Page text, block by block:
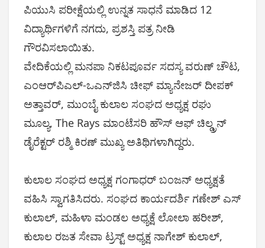
ಪಿಯುಸಿ ಪರೀಕ್ಷೆಯಲ್ಲಿ ಉನ್ನತ ಸಾಧನೆ ಮಾಡಿದ 12
ವಿದ್ಯಾರ್ಥಿಗಳಿಗೆ ನಗದು, ಪ್ರಶಸ್ತಿ ಪತ್ರ ನೀಡಿ
ಗೌರವಿಸಲಾಯಿತು.
ವೇದಿಕೆಯಲ್ಲಿ ಮನಪಾ ನಿಕಟಪೂರ್ವ ಸದಸ್ಯ ವರುಣ್ ಚೌಟ,
ಎಂಆರ್‌ಪಿಎಲ್-ಒಎನ್‌ಜಿಸಿ ಚೀಫ್ ಮ್ಯಾನೇಜರ್ ದೀಪಕ್
ಅತ್ತಾವರ್, ಮುಂಬೈ ಕುಲಾಲ ಸಂಘದ ಅಧ್ಯಕ್ಷ ರಘು
ಮೂಲ್ಯ, The Rays ಮಾಂಟೆಸರಿ ಹೌಸ್ ಆಫ್ ಚಿಲ್ಡ್ರನ್
ಡೈರೆಕ್ಟರ್ ರಶ್ಮಿ ಕಿರಣ್ ಮುಖ್ಯ ಅತಿಥಿಗಳಾಗಿದ್ದರು.
ಕುಲಾಲ ಸಂಘದ ಅಧ್ಯಕ್ಷ ಗಂಗಾಧರ್ ಬಂಜನ್ ಅಧ್ಯಕ್ಷತೆ
ವಹಿಸಿ ಸ್ವಾಗತಿಸಿದರು. ಸಂಘದ ಕಾರ್ಯದರ್ಶಿ ಗಣೇಶ್ ಎಸ್
ಕುಲಾಲ್, ಮಹಿಳಾ ಮಂಡಲ ಅಧ್ಯಕ್ಷೆ ಲೋಲಾ ಹರೀಶ್,
ಕುಲಾಲ ರಜತ ಸೇವಾ ಟ್ರಸ್ಟ್ ಅಧ್ಯಕ್ಷ ನಾಗೇಶ್ ಕುಲಾಲ್,